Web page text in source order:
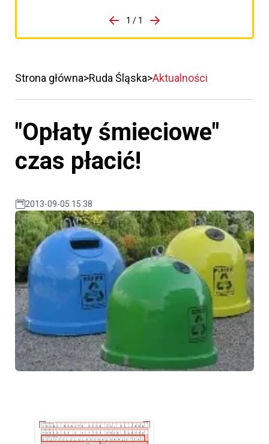
porzpedniego komunikatu
1 / 1
Przejdź do następnego
Strona główna Ruda Śląska Aktualności
"Opłaty śmieciowe"
czas płacić!
2013-09-05 15:38